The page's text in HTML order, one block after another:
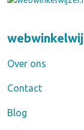
Over ons
Contact
Blog